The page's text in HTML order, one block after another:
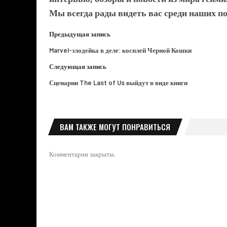
Мы всегда рады видеть вас среди наших
Предыдущая запись
Marvel-злодейка в деле: косплей Черной Кошки
Следующая запись
Сценарии The Last of Us выйдут в виде книги
ВАМ ТАКЖЕ МОГУТ ПОНРАВИТЬСЯ
Комментарии закрыты.